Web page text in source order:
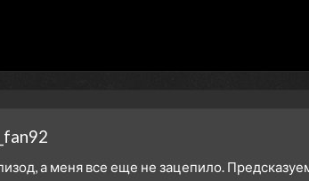
1 сезон 3
а меня все еще не зацепило.